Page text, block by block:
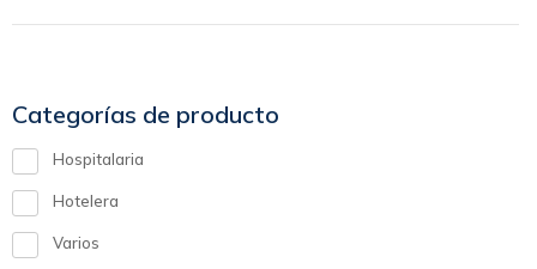
Categorías de producto
Hospitalaria
Hotelera
Varios